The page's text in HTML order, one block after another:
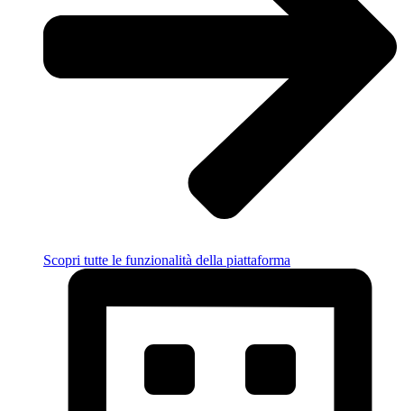
Scopri tutte le funzionalità della piattaforma